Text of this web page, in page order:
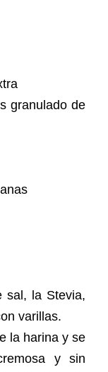
granulado de
sal, la Stevia,
varillas.
la harina y se
y sin